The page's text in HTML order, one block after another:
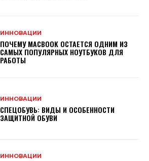
ИННОВАЦИИ
ПОЧЕМУ MACBOOK ОСТАЕТСЯ ОДНИМ ИЗ
САМЫХ ПОПУЛЯРНЫХ НОУТБУКОВ ДЛЯ
РАБОТЫ
ИННОВАЦИИ
СПЕЦОБУВЬ: ВИДЫ И ОСОБЕННОСТИ
ЗАЩИТНОЙ ОБУВИ
ИННОВАЦИИ